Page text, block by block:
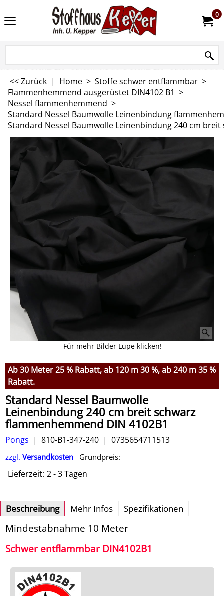
0
<< Zurück | Home > Stoffe schwer entflammbar >
Flammenhemmend ausgerüstet DIN4102 B1 >
Nessel flammenhemmend >
Standard Nessel Baumwolle Leinenbindung
Standard Nessel Baumwolle Leinenbindung 240 cm
Für mehr Bilder Lupe klicken!
Ab 30 Meter 25 % Rabatt, ab 120 m 30 %, ab 240 m 35 %
Rabatt.
Standard Nessel Baumwolle
Leinenbindung 240 cm breit schwarz
flammenhemmend DIN 4102B1
Pongs 810-B1-347-240 0735654711513
zzgl. Versandkosten Grundpreis:
Lieferzeit: 2 - 3 Tagen
Beschreibung Mehr Infos Spezifikationen
Mindestabnahme 10 Meter
Schwer entflammbar DIN4102B1